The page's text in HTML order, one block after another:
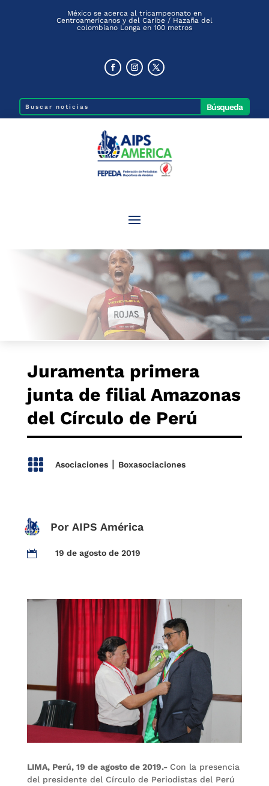
México se acerca al tricampeonato en
Centroamericanos y del Caribe / Hazaña del
colombiano Longa en 100 metros
Juramenta primera
junta de filial Amazonas
del Círculo de Perú
 Asociaciones| Boxasociaciones
Por AIPS América
 19 de agosto de 2019
LIMA, Perú, 19 de agosto de 2019.- Con la presencia
del presidente del Círculo de Periodistas del Perú